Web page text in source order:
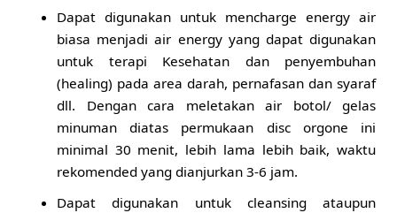
Dapat digunakan untuk mencharge energy air
biasa menjadi air energy yang dapat digunakan
untuk terapi Kesehatan dan penyembuhan
(healing) pada area darah, pernafasan dan syaraf
dll. Dengan cara meletakan air botol/ gelas
minuman diatas permukaan disc orgone ini
minimal 30 menit, lebih lama lebih baik, waktu
rekomended yang dianjurkan 3-6 jam.
Dapat digunakan untuk cleansing ataupun